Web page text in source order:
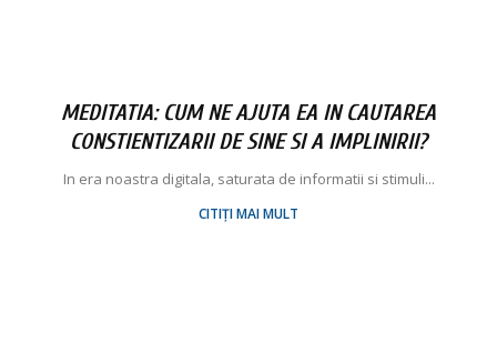
MEDITATIA: CUM NE AJUTA EA IN CAUTAREA
CONSTIENTIZARII DE SINE SI A IMPLINIRII?
In era noastra digitala, saturata de informatii si stimuli...
CITIȚI MAI MULT